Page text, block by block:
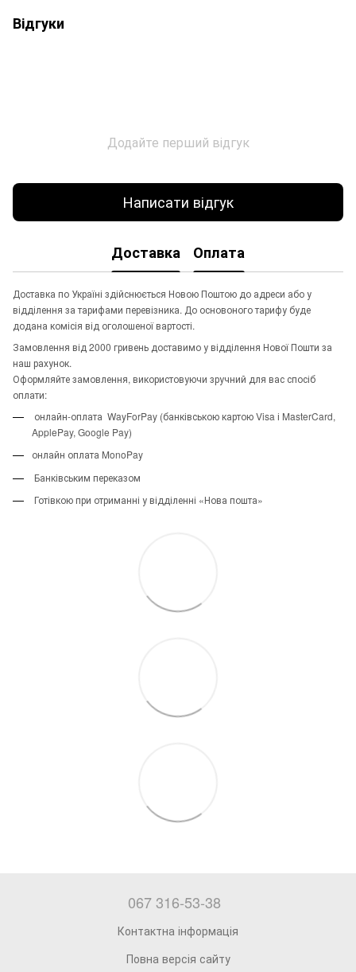
Відгуки
Додайте перший відгук
Написати відгук
Доставка Оплата
Доставка по Україні здійснюється Новою Поштою до адреси або у
відділення за тарифами перевізника. До основоного тарифу буде
додана комісія від оголошеної вартості.
Замовлення від 2000 гривень доставимо у відділення Нової Пошти за
наш рахунок.
Оформляйте замовлення, використовуючи зручний для вас спосіб
оплати:
онлайн-оплата WayForPay (банківською картою Visa і MasterCard,
ApplePay, Google Pay)
онлайн оплата MonoPay
Банківським переказом
Готівкою при отриманні у відділенні «Нова пошта»
067 316-53-38
Контактна інформація
Повна версія сайту